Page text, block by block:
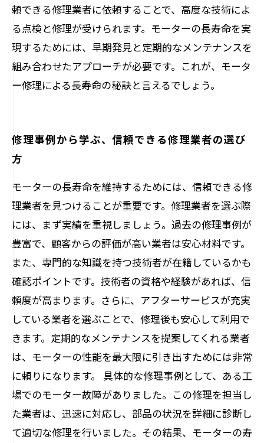
頼できる修理業者に依頼することで、高度な技術によ
る点検と修理が受けられます。モーターの長寿命を実
現するためには、早期発見と定期的なメンテナンスを
組み合わせたアプローチが必要です。これが、モータ
ー修理による長寿命の秘訣と言えるでしょう。
修理事例から学ぶ、信頼できる修理業者の選び
方
モーターの長寿命を維持するためには、信頼できる修
理業者を見つけることが重要です。修理業者を選ぶ際
には、まず実績を重視しましょう。過去の修理事例が
豊富で、顧客からの評価が高い業者は安心材料です。
また、専門的な知識を持つ技術者が在籍しているかも
確認ポイントです。技術者の資格や経験があれば、信
頼度が高まります。さらに、アフターサービスが充実
している業者を選ぶことで、修理後も安心して利用で
きます。定期的なメンテナンスを提案してくれる業者
は、モーターの性能を最大限に引き出すためには非常
に頼りになります。 具体的な修理事例として、ある工
場でのモーター故障がありました。この修理を担当し
た業者は、迅速に対応し、部品の状況を詳細に診断し
て適切な修理を行いました。その結果、モーターの寿